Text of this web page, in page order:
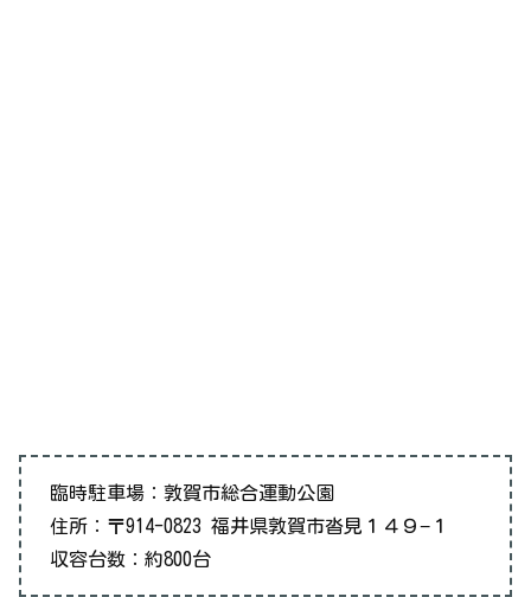
臨時駐車場：敦賀市総合運動公園
住所：〒914-0823 福井県敦賀市沓見１４９−１
収容台数：約800台